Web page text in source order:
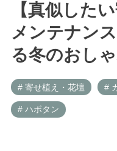
【真似した
メンテナン
る冬のおし
# 寄せ植え・花壇 #
# ハボタン